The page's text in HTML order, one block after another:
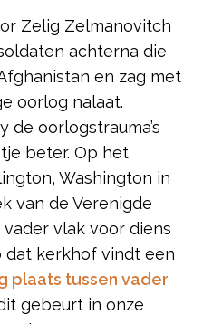
Zelig Zelmanovitch
achterna die
en zag met
oorlog nalaat.
de oorlogstrauma’s
beter. Op het
Washington in
van de Verenigde
vlak voor diens
dat kerkhof vindt een
plaats tussen vader
gebeurt in onze